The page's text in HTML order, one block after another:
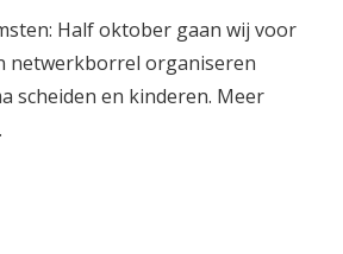
Half oktober gaan wij voor
netwerkborrel organiseren
scheiden en kinderen. Meer